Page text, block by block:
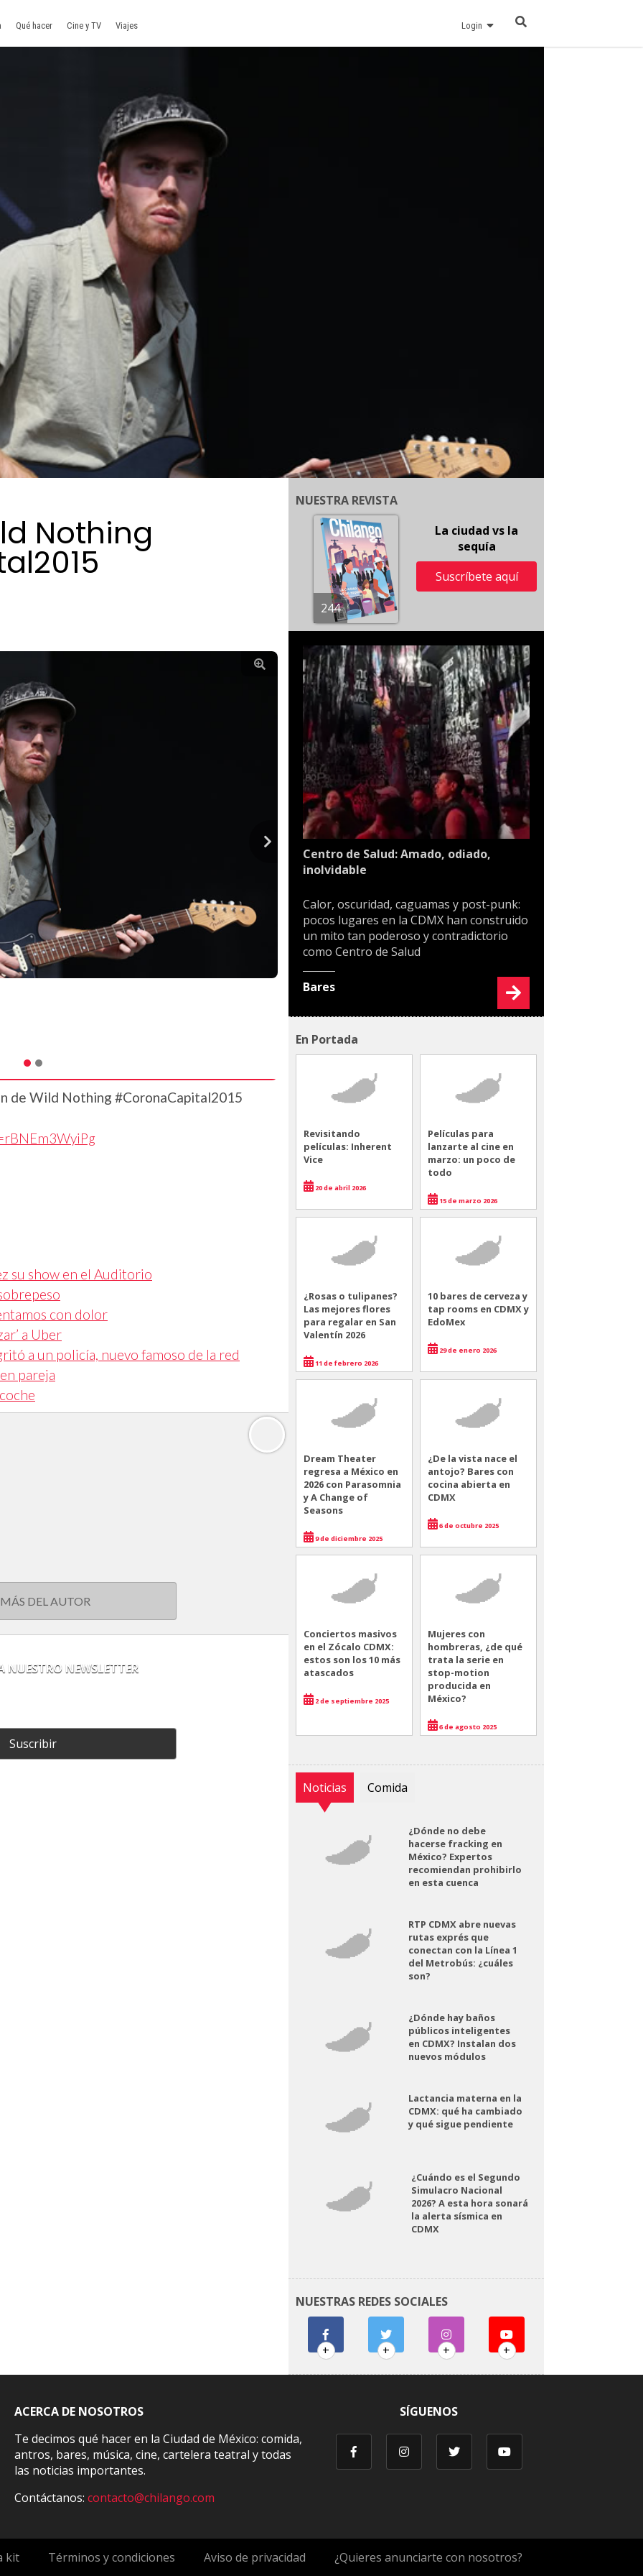
Qué hacer Cine y TV Viajes Login
Nothing
de Wild Nothing #CoronaCapital2015
su show en el Auditorio
con dolor
a Uber
a un policía, nuevo famoso de la red
pareja
DEL AUTOR
NUESTRO NEWSLETTER
Suscribir
NUESTRA REVISTA
244
La ciudad vs la
sequía
Suscríbete aquí
Centro de Salud: Amado, odiado,
inolvidable
Calor, oscuridad, caguamas y post-punk:
pocos lugares en la CDMX han construido
un mito tan poderoso y contradictorio
como Centro de Salud
Bares
En Portada
Revisitando
películas: Inherent
Vice
20 de abril 2026
Películas para
lanzarte al cine en
marzo: un poco de
todo
15 de marzo 2026
¿Rosas o tulipanes?
Las mejores flores
para regalar en San
Valentín 2026
11 de febrero 2026
10 bares de cerveza y
tap rooms en CDMX y
EdoMex
29 de enero 2026
Dream Theater
regresa a México en
2026 con Parasomnia
y A Change of
Seasons
9 de diciembre 2025
¿De la vista nace el
antojo? Bares con
cocina abierta en
CDMX
6 de octubre 2025
Conciertos masivos
en el Zócalo CDMX:
estos son los 10 más
atascados
2 de septiembre 2025
Mujeres con
hombreras, ¿de qué
trata la serie en
stop-motion
producida en
México?
6 de agosto 2025
Noticias Comida
¿Dónde no debe
hacerse fracking en
México? Expertos
recomiendan prohibirlo
en esta cuenca
RTP CDMX abre nuevas
rutas exprés que
conectan con la Línea 1
del Metrobús: ¿cuáles
son?
¿Dónde hay baños
públicos inteligentes
en CDMX? Instalan dos
nuevos módulos
Lactancia materna en la
CDMX: qué ha cambiado
y qué sigue pendiente
¿Cuándo es el Segundo
Simulacro Nacional
2026? A esta hora sonará
la alerta sísmica en
CDMX
NUESTRAS REDES SOCIALES
+ + + +
ACERCA DE NOSOTROS
Te decimos qué hacer en la Ciudad de México: comida,
antros, bares, música, cine, cartelera teatral y todas
las noticias importantes.
Contáctanos:contacto@chilango.com
SÍGUENOS
kit Términos y condiciones Aviso de privacidad ¿Quieres anunciarte con nosotros?